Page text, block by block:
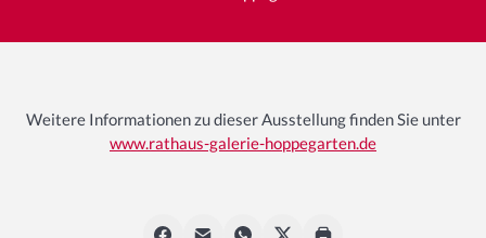
Weitere Informationen zu dieser Ausstellung finden Sie unter
www.rathaus-galerie-hoppegarten.de